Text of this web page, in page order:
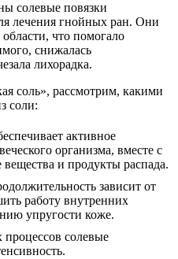
солевые повязки
лечения гнойных ран. Они
что помогало
снижалась
лихорадка.
соль», рассмотрим, какими
соли:
активное
организма, вместе с
и продукты распада.
зависит от
работу внутренних
упругости коже.
солевые